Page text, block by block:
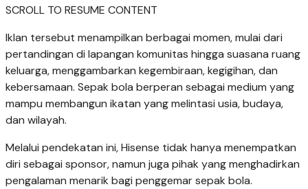
SCROLL TO RESUME CONTENT
Iklan tersebut menampilkan berbagai momen, mulai dari
pertandingan di lapangan komunitas hingga suasana ruang
keluarga, menggambarkan kegembiraan, kegigihan, dan
kebersamaan. Sepak bola berperan sebagai medium yang
mampu membangun ikatan yang melintasi usia, budaya,
dan wilayah.
Melalui pendekatan ini, Hisense tidak hanya menempatkan
diri sebagai sponsor, namun juga pihak yang menghadirkan
pengalaman menarik bagi penggemar sepak bola.